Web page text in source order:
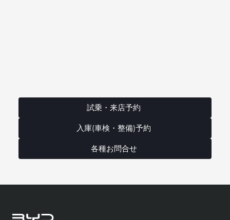
試乗・来店予約
入庫(車検・整備)予約
各種お問合せ